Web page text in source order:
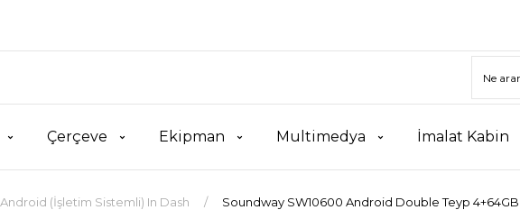
Çerçeve Ekipman Multimedya İmalat Kabin
Android (İşletim Sistemli) In Dash Soundway SW10600 Android Double Teyp